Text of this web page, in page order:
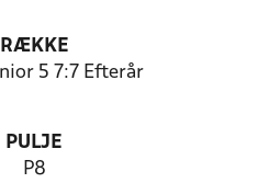
RÆKKE
5 7:7 Efterår
PULJE
P8